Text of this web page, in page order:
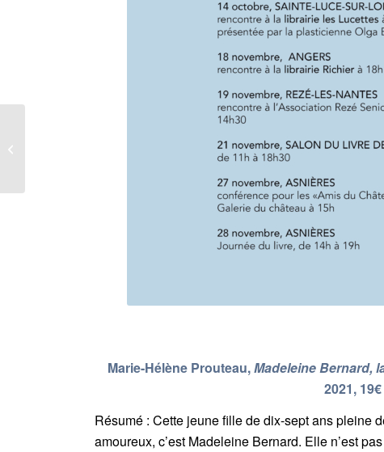
Marie-Hélène Prouteau,Madeleine Bernard,
2021, 19€
Résumé : Cette jeune fille de dix-sept ans pleine
amoureux, c’est Madeleine Bernard. Elle n’est